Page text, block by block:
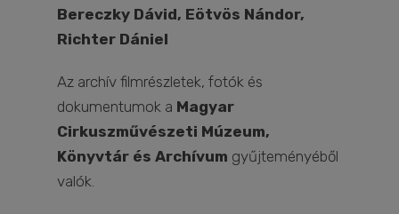
Bereczky Dávid, Eötvös Nándor,
Richter Dániel
Az archív filmrészletek, fotók és
dokumentumok a Magyar
Cirkuszművészeti Múzeum,
Könyvtár és Archívum gyűjteményéből
valók.